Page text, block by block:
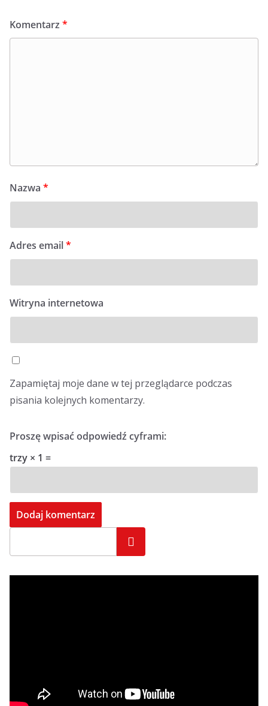
Komentarz *
Nazwa *
Adres email*
Witryna internetowa
Zapamiętaj moje dane w tej przeglądarce podczas
pisania kolejnych komentarzy.
Proszę wpisać odpowiedź cyframi:
trzy × 1 =
Szukaj